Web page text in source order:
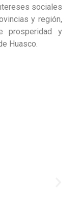
sociales
y región,
prosperidad y
Huasco.